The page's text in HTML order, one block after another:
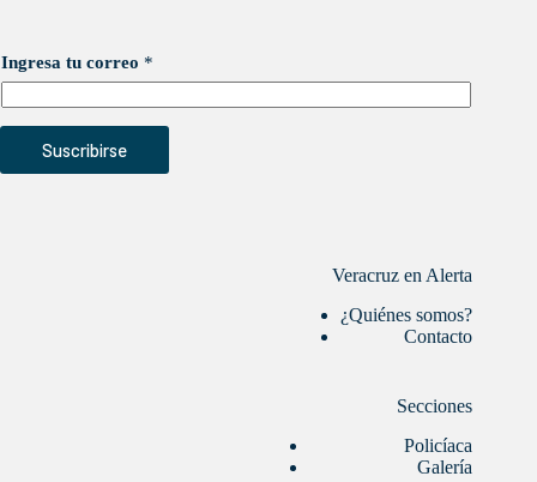
Ingresa tu correo *
Suscribirse
Veracruz en Alerta
¿Quiénes somos?
Contacto
Secciones
Policíaca
Galería